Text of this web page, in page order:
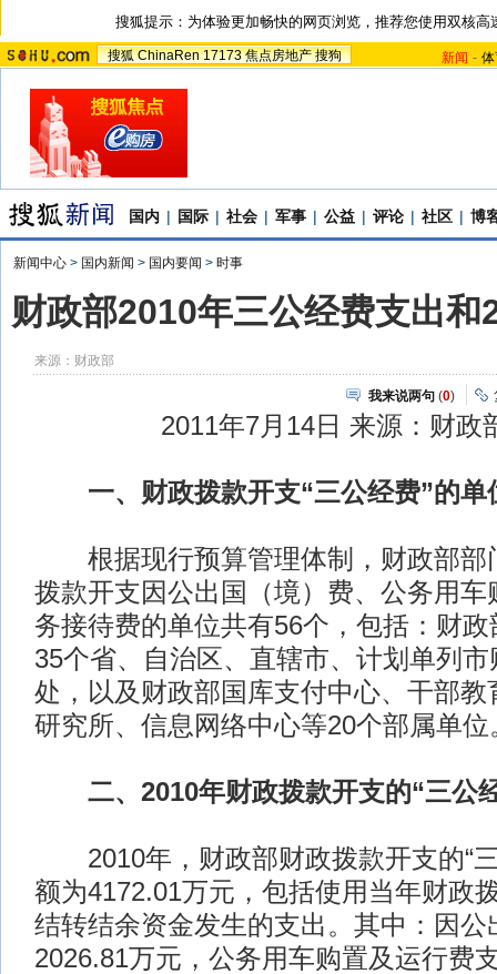
搜狐提示：为体验更加畅快的网页浏览，推荐您使用双核高
搜狐 ChinaRen 17173 焦点房地产 搜狗 新闻 -
国内 | 国际 | 社会 | 军事 | 公益 | 评论 | 社区 | 博
新闻中心 > 国内新闻 > 国内要闻 > 时事
财政部2010年三公经费支出和
来源： 财政部
我来说两句 (0)
2011年7月14日 来源：财政
一、财政拨款开支“三公经费”的单
根据现行预算管理体制，财政部部
拨款开支因公出国（境）费、公务用车
务接待费的单位共有56个，包括：财
35个省、自治区、直辖市、计划单列
处，以及财政部国库支付中心、干部教
研究所、信息网络中心等20个部属单位
二、2010年财政拨款开支的“三公
2010年，财政部财政拨款开支的“三
额为4172.01万元，包括使用当年财政
结转结余资金发生的支出。其中：因公
2026.81万元，公务用车购置及运行费